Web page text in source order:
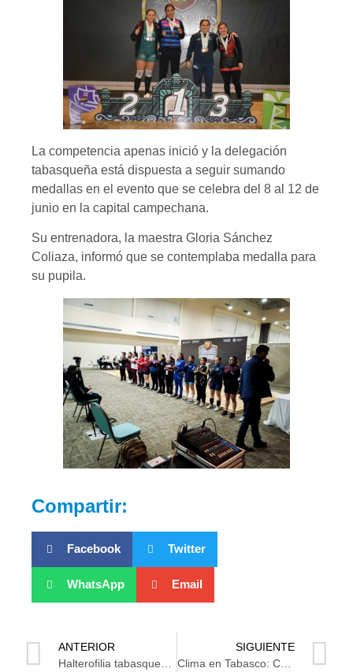
La competencia apenas inició y la delegación
tabasqueña está dispuesta a seguir sumando
medallas en el evento que se celebra del 8 al 12 de
junio en la capital campechana.
Su entrenadora, la maestra Gloria Sánchez
Coliaza, informó que se contemplaba medalla para
su pupila.
Compartir:
Facebook Twitter
WhatsApp Email
ANTERIOR
SIGUIENTE
Clima en Tabasco: Calor arriba de 40 grados y lluvias de 50 mm